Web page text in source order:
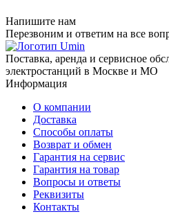
Напишите нам
Перезвоним и ответим на все
Поставка, аренда и сервисное
электростанций в Москве и МО
Информация
О компании
Доставка
Способы оплаты
Возврат и обмен
Гарантия на сервис
Гарантия на товар
Вопросы и ответы
Реквизиты
Контакты